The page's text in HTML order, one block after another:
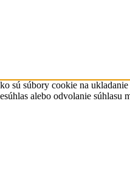
sú súbory cookie na
alebo odvolanie